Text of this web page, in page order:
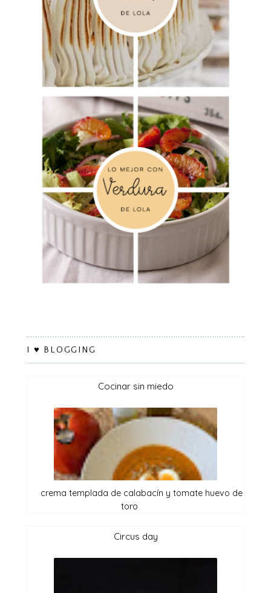
I ♥ BLOGGING
cocinar sin miedo
crema templada de calabacín y tomate huevo de
toro
circus day